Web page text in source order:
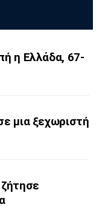
η Ελλάδα, 67-
μια ξεχωριστή